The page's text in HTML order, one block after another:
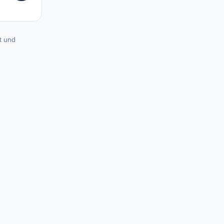
und